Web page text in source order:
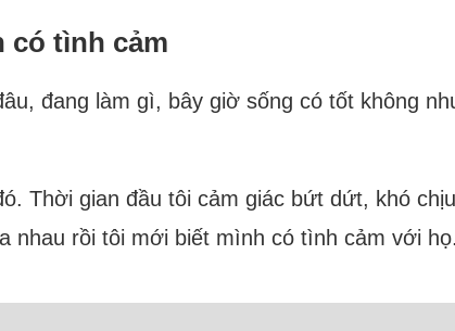
có tình cảm
đang làm gì, bây giờ sống có tốt không
Thời gian đầu tôi cảm giác bứt dứt, khó
nhau rồi tôi mới biết mình có tình cảm với